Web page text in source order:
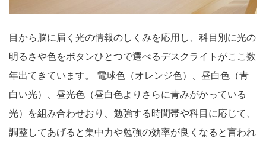
目から脳に届く光の情報のしくみを応用し、科目別に光の
明るさや色をボタンひとつで選べるデスクライトがここ数
年出てきています。 電球色（オレンジ色）、昼白色（青
白い光）、昼光色（昼白色よりさらに青みがかっている
光）を組み合わせおり、勉強する時間帯や科目に応じて、
調整してあげると集中力や勉強の効率が良くなると言われ